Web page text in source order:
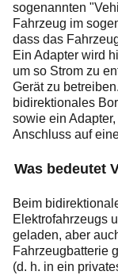
sogenannten
Fahrzeug im
dass das
Ein Adapter wird
um so Strom zu
Gerät zu
bidirektionales
sowie ein
Anschluss auf
Was bedeutet
Beim
Elektrofahrzeugs
geladen, aber
Fahrzeugbatterie
(d. h. in ein